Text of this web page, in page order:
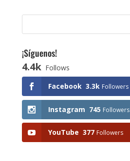
¡Síguenos!
4.4k Follows
Facebook 3.3k Followers
Instagram 745 Followers
YouTube 377 Followers